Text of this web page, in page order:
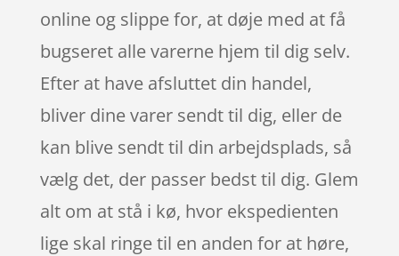
online og slippe for, at døje med at få
bugseret alle varerne hjem til dig selv.
Efter at have afsluttet din handel,
bliver dine varer sendt til dig, eller de
kan blive sendt til din arbejdsplads, så
vælg det, der passer bedst til dig. Glem
alt om at stå i kø, hvor ekspedienten
lige skal ringe til en anden for at høre,